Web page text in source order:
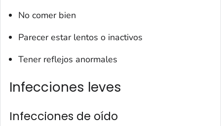
No comer bien
Parecer estar lentos o inactivos
Tener reflejos anormales
Infecciones leves
Infecciones de oído